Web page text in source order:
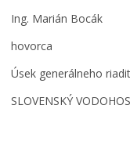
Ing. Marián Bocák
hovorca
Úsek generálneho
SLOVENSKÝ
a
j
e
e
ň
j
n
o
t
i
m
p
r
d
e